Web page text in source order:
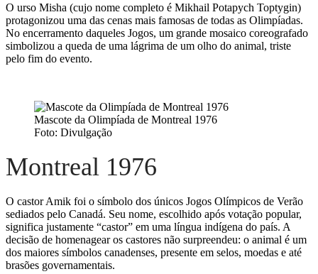
O urso Misha (cujo nome completo é Mikhail Potapych Toptygin)
protagonizou uma das cenas mais famosas de todas as Olimpíadas.
No encerramento daqueles Jogos, um grande mosaico coreografado
simbolizou a queda de uma lágrima de um olho do animal, triste
pelo fim do evento.
Mascote da Olimpíada de Montreal 1976
Foto: Divulgação
Montreal 1976
O castor Amik foi o símbolo dos únicos Jogos Olímpicos de Verão
sediados pelo Canadá. Seu nome, escolhido após votação popular,
significa justamente “castor” em uma língua indígena do país. A
decisão de homenagear os castores não surpreendeu: o animal é um
dos maiores símbolos canadenses, presente em selos, moedas e até
brasões governamentais.